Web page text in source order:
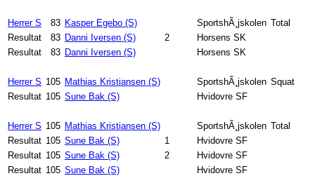
Herrer S 83 Kasper Egebo (S) SportshÃ¸jskolen Total
Resultat
83 Danni Iversen (S) 2
Horsens SK
Resultat
83 Danni Iversen (S) Horsens SK
Herrer S 105 Mathias Kristiansen (S) SportshÃ¸jskolen Squat
Resultat 105 Sune Bak (S) Hvidovre SF
Herrer S 105 Mathias Kristiansen (S) SportshÃ¸jskolen Total
Resultat 105 Sune Bak (S) 1
Hvidovre SF
Resultat 105 Sune Bak (S) 2
Hvidovre SF
Resultat 105 Sune Bak (S) Hvidovre SF